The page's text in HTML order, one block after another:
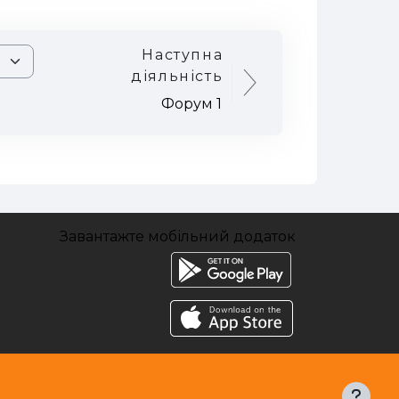
Наступна
діяльність
Форум 1
Завантажте мобільний додаток